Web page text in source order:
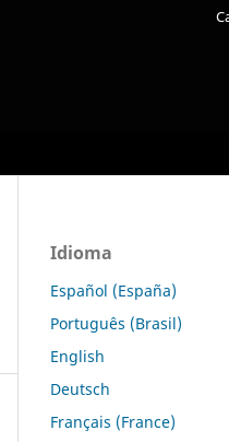
Idioma
Español (España)
Português (Brasil)
English
Deutsch
Français (France)